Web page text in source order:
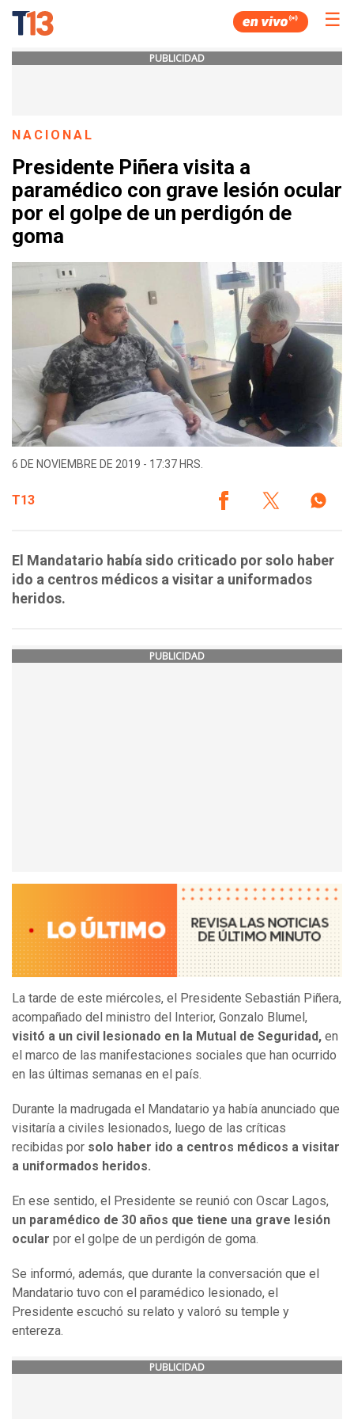
☰
PUBLICIDAD
NACIONAL
Presidente Piñera visita a
paramédico con grave lesión ocular
por el golpe de un perdigón de
goma
6 DE NOVIEMBRE DE 2019 - 17:37 HRS.
T13
El Mandatario había sido criticado por solo haber
ido a centros médicos a visitar a uniformados
heridos.
PUBLICIDAD
La tarde de este miércoles, el Presidente Sebastián Piñera,
acompañado del ministro del Interior, Gonzalo Blumel,
visitó a un civil lesionado en la Mutual de Seguridad, en
el marco de las manifestaciones sociales que han ocurrido
en las últimas semanas en el país.
Durante la madrugada el Mandatario ya había anunciado que
visitaría a civiles lesionados, luego de las críticas
recibidas por solo haber ido a centros médicos a visitar
a uniformados heridos.
En ese sentido, el Presidente se reunió con Oscar Lagos,
un paramédico de 30 años que tiene una grave lesión
ocular por el golpe de un perdigón de goma.
Se informó, además, que durante la conversación que el
Mandatario tuvo con el paramédico lesionado, el
Presidente escuchó su relato y valoró su temple y
entereza.
PUBLICIDAD